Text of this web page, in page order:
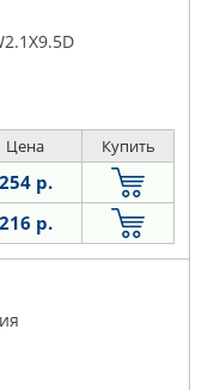
Цена Купить
254 р.
216 р.